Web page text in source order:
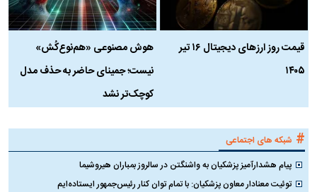
قیمت روز ارز‌های دیجیتال ۱۶ تیر
۱۴۰۵
هوش مصنوعی «هم‌نوع‌کُش»
نیست؛ جمینای حاضر به حذف مدل
کوچک‌تر نشد
# شبکه های اجتماعی
پیام هشدارآمیز پزشکیان به واشنگتن در سالروز بمباران هیروشیما
توئیت معنادار معاون پزشکیان: با تمام توان کنار رئیس‌جمهور ایستاده‌ایم